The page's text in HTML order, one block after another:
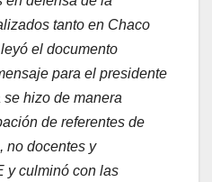
tanto en Chaco
el documento
para el presidente
se hizo de manera
de referentes de
no docentes y
y culminó con las